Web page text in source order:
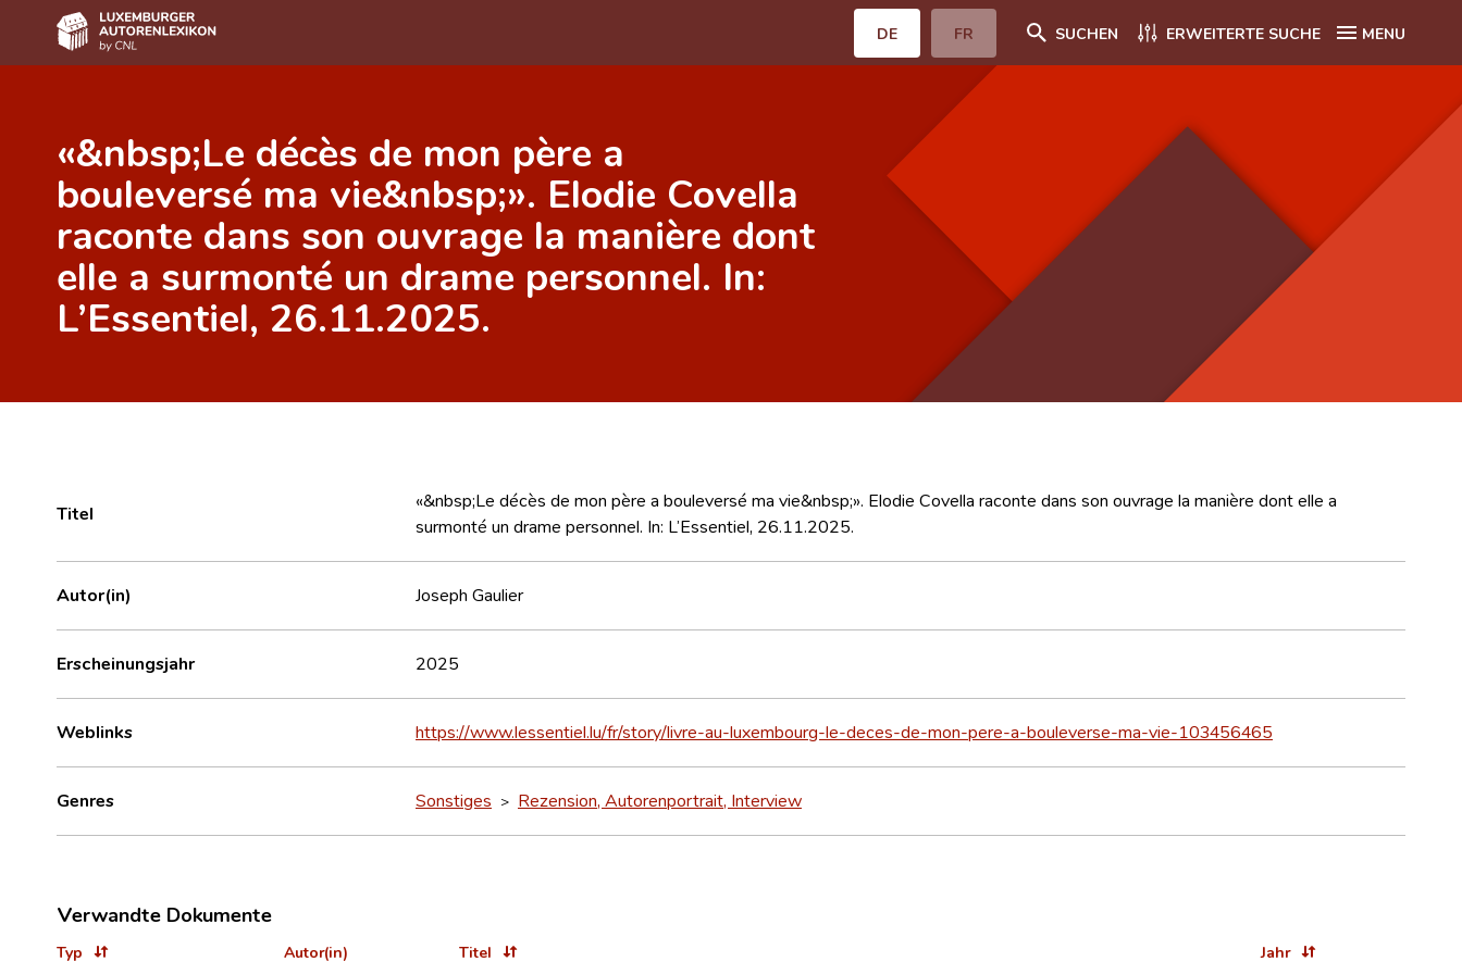
DE FR SUCHEN ERWEITERTE SUCHE MENU
Autor(inn)en A-Z
Erweiterte Suche
Häufige Fragen und Antworten
CNL
Forschungsgruppe
«&nbsp;Le décès de mon père a
bouleversé ma vie&nbsp;». Elodie Covella
raconte dans son ouvrage la manière dont
elle a surmonté un drame personnel. In:
L’Essentiel, 26.11.2025.
Titel
«&nbsp;Le décès de mon père a bouleversé ma vie&nbsp;». Elodie Covella raconte dans son ouvrage la manière dont elle a
surmonté un drame personnel. In: L’Essentiel, 26.11.2025.
Autor(in) Joseph Gaulier
Erscheinungsjahr 2025
Weblinks https://www.lessentiel.lu/fr/story/livre-au-luxembourg-le-deces-de-mon-pere-a-bouleverse-ma-vie-103456465
Genres Sonstiges > Rezension, Autorenportrait, Interview
Verwandte Dokumente
Typ Autor(in) Titel Jahr